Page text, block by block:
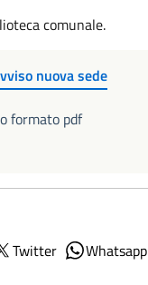
comunale.
nuova sede
formato pdf
Twitter Whatsapp